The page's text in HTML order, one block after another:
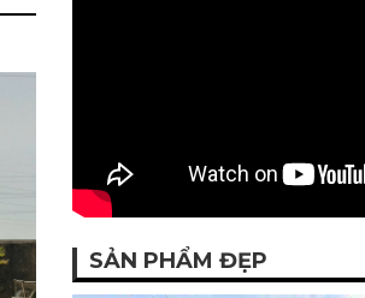
SẢN PHẨM ĐẸP